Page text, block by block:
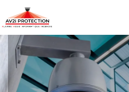
Panneau de gestion des cookies